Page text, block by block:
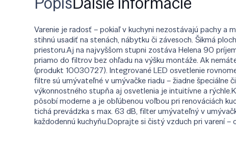
Varenie je radosť – pokiaľ v kuchyni nezostávajú pachy a
stihnú usadiť na stenách, nábytku či závesoch. Šikmá
priestoru.Aj na najvyššom stupni zostáva Helena 90
priamo do filtrov bez ohľadu na výšku montáže. Ak
(produkt 10030727). Integrované LED osvetlenie
filtre sú umývateľné v umývačke riadu – žiadne špeciálne
výkonnostného stupňa aj osvetlenia je intuitívne a
pôsobí moderne a je obľúbenou voľbou pri renováciách
tichá prevádzka s max. 63 dB, filter umývateľný v
každodennú kuchyňu.Doprajte si čistý vzduch pri varení